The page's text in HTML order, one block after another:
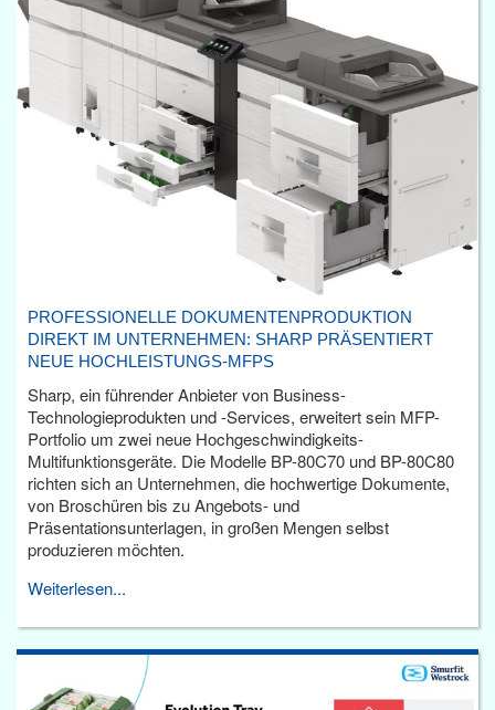
PROFESSIONELLE DOKUMENTENPRODUKTION
DIREKT IM UNTERNEHMEN: SHARP PRÄSENTIERT
NEUE HOCHLEISTUNGS-MFPS
Sharp, ein führender Anbieter von Business-
Technologieprodukten und -Services, erweitert sein MFP-
Portfolio um zwei neue Hochgeschwindigkeits-
Multifunktionsgeräte. Die Modelle BP-80C70 und BP-80C80
richten sich an Unternehmen, die hochwertige Dokumente,
von Broschüren bis zu Angebots- und
Präsentationsunterlagen, in großen Mengen selbst
produzieren möchten.
Weiterlesen...